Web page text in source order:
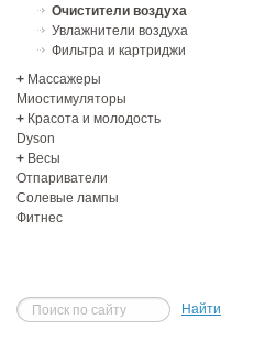
Очистители воздуха
Увлажнители воздуха
Фильтра и картриджи
+ Массажеры
Миостимуляторы
+ Красота и молодость
Dyson
+ Весы
Отпариватели
Солевые лампы
Фитнес
Найти